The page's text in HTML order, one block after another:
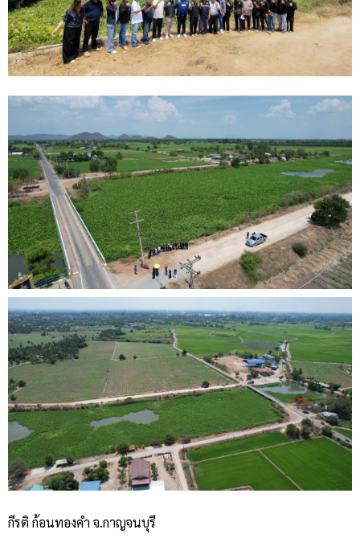
กีรติ ก้อนทองคำ จ.กาญจนบุรี